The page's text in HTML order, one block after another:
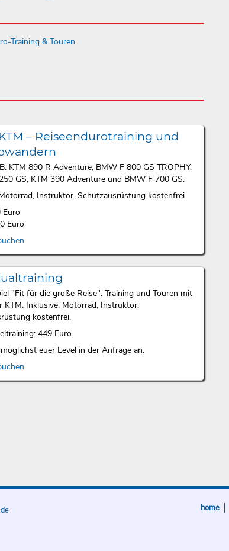
Training & Touren.
– Reiseendurotraining und
KTM 890 R Adventure, BMW F 800 GS TROPHY,
GS, KTM 390 Adventure und BMW F 700 GS.
Instruktor. Schutzausrüstung kostenfrei.
Euro
Euro
"Fit für die große Reise". Training und Touren mit
KTM. Inklusive: Motorrad, Instruktor.
kostenfrei.
449 Euro
euer Level in der Anfrage an.
home